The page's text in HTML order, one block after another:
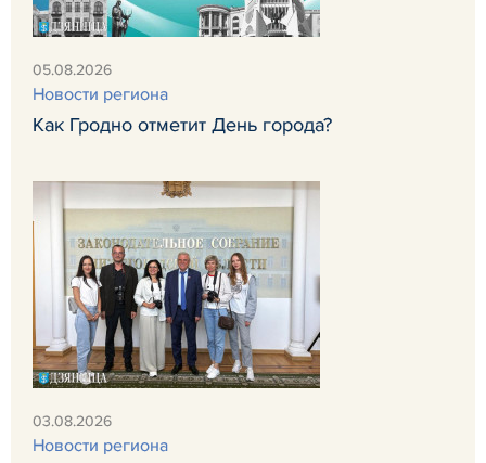
05.08.2026
Новости региона
Как Гродно отметит День города?
03.08.2026
Новости региона